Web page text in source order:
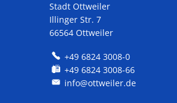
Stadt Ottweiler
Illinger Str. 7
66564 Ottweiler
+49 6824 3008-0
+49 6824 3008-66
info@ottweiler.de